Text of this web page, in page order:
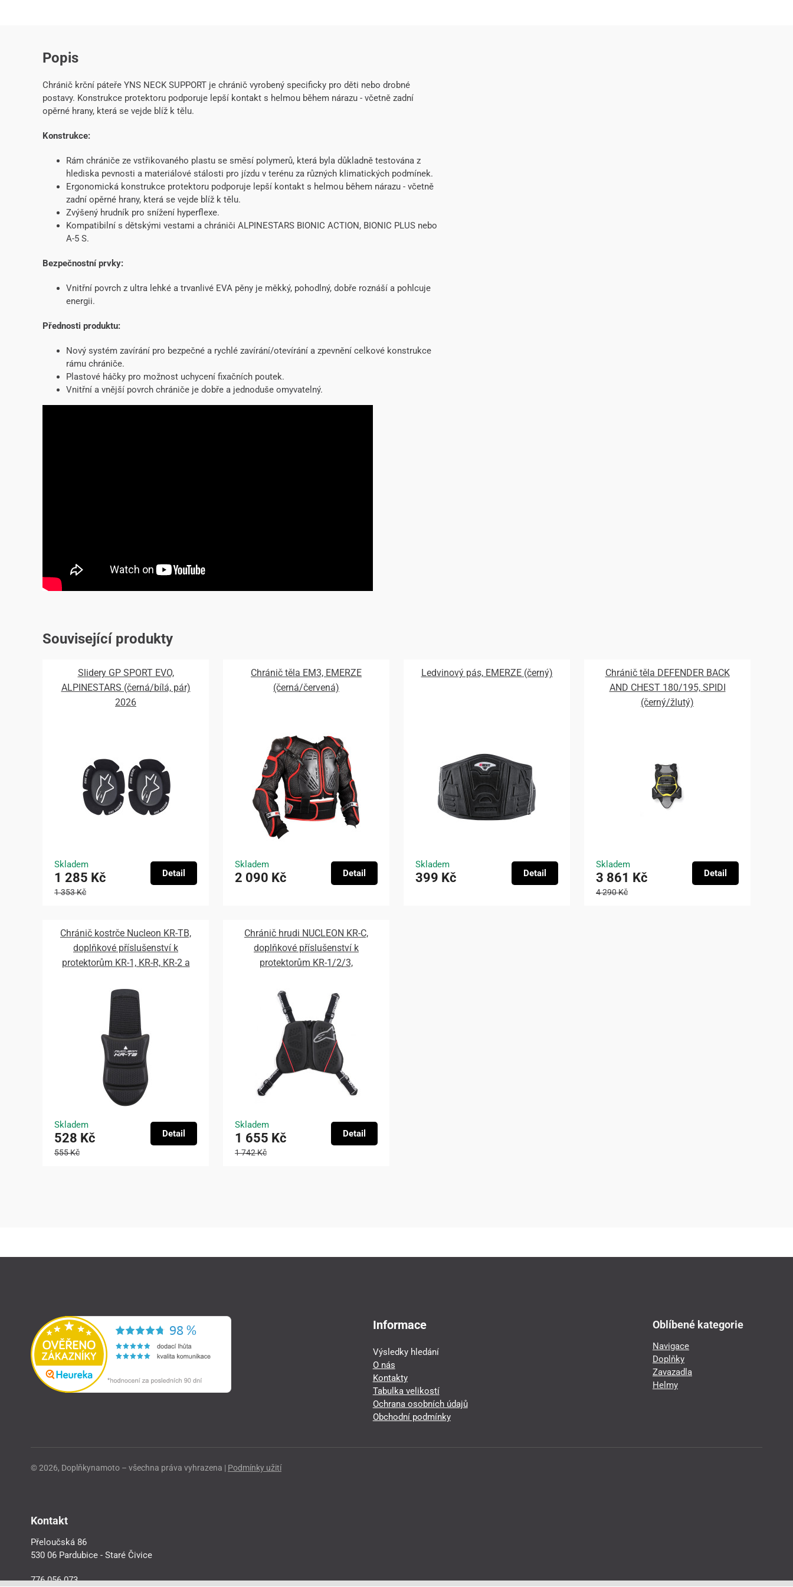
Popis
Chránič krční páteře YNS NECK SUPPORT je chránič vyrobený specificky pro děti nebo drobné
postavy. Konstrukce protektoru podporuje lepší kontakt s helmou během nárazu - včetně zadní
opěrné hrany, která se vejde blíž k tělu.
Konstrukce:
Rám chrániče ze vstřikovaného plastu se směsí polymerů, která byla důkladně testována z
hlediska pevnosti a materiálové stálosti pro jízdu v terénu za různých klimatických podmínek.
Ergonomická konstrukce protektoru podporuje lepší kontakt s helmou během nárazu - včetně
zadní opěrné hrany, která se vejde blíž k tělu.
Zvýšený hrudník pro snížení hyperflexe.
Kompatibilní s dětskými vestami a chrániči ALPINESTARS BIONIC ACTION, BIONIC PLUS nebo
A-5 S.
Bezpečnostní prvky:
Vnitřní povrch z ultra lehké a trvanlivé EVA pěny je měkký, pohodlný, dobře roznáší a pohlcuje
energii.
Přednosti produktu:
Nový systém zavírání pro bezpečné a rychlé zavírání/otevírání a zpevnění celkové konstrukce
rámu chrániče.
Plastové háčky pro možnost uchycení fixačních poutek.
Vnitřní a vnější povrch chrániče je dobře a jednoduše omyvatelný.
Související produkty
Slidery GP SPORT EVO,
ALPINESTARS (černá/bílá, pár)
2026
Skladem
1 285 Kč
1 353 Kč
Detail
Chránič těla EM3, EMERZE
(černá/červená)
Skladem
2 090 Kč Detail
Ledvinový pás, EMERZE (černý)
Skladem
399 Kč Detail
Chránič těla DEFENDER BACK
AND CHEST 180/195, SPIDI
(černý/žlutý)
Skladem
3 861 Kč
4 290 Kč
Detail
Chránič kostrče Nucleon KR-TB,
doplňkové příslušenství k
protektorům KR-1, KR-R, KR-2 a
Skladem
528 Kč
555 Kč
Detail
Chránič hrudi NUCLEON KR-C,
doplňkové příslušenství k
protektorům KR-1/2/3,
Skladem
1 655 Kč
1 742 Kč
Detail
Informace
Výsledky hledání
O nás
Kontakty
Tabulka velikostí
Ochrana osobních údajů
Obchodní podmínky
Oblíbené kategorie
Navigace
Doplňky
Zavazadla
Helmy
© 2026, Doplňkynamoto – všechna práva vyhrazena | Podmínky užití
Kontakt
Přeloučská 86
530 06 Pardubice - Staré Čivice
776 056 073